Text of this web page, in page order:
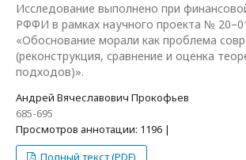
Исследование выполнено при
РФФИ в рамках научного проекта №
«Обоснование морали как проблема
(реконструкция, сравнение и оценка
подходов)».
Андрей Вячеславович Прокофьев
685-695
Просмотров аннотации: 1196 |
Полный текст (PDF)